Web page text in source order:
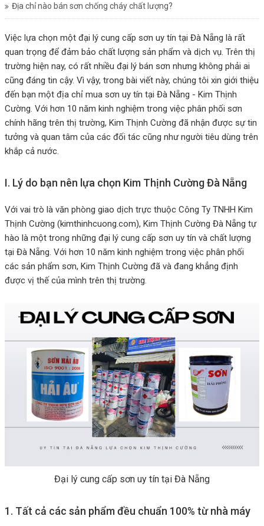
Địa chỉ nào bán sơn chống cháy chất lượng?
Việc lựa chọn một đại lý cung cấp sơn uy tín tại Đà Nẵng là rất
quan trọng để đảm bảo chất lượng sản phẩm và dịch vụ. Trên thị
trường hiện nay, có rất nhiều đại lý bán sơn nhưng không phải ai
cũng đáng tin cậy. Vì vậy, trong bài viết này, chúng tôi xin giới thiệu
đến bạn một địa chỉ mua sơn uy tín tại Đà Nẵng - Kim Thịnh
Cường. Với hơn 10 năm kinh nghiệm trong việc phân phối sơn
chính hãng trên thị trường, Kim Thịnh Cường đã nhận được sự tin
tưởng và quan tâm của các đối tác cũng như người tiêu dùng trên
khắp cả nước.
I. Lý do bạn nên lựa chọn Kim Thịnh Cường Đà Nẵng
Với vai trò là văn phòng giao dịch trực thuộc Công Ty TNHH Kim
Thịnh Cường (kimthinhcuong.com), Kim Thịnh Cường Đà Nẵng tự
hào là một trong những đại lý cung cấp sơn uy tín và chất lượng
tại Đà Nẵng. Với hơn 10 năm kinh nghiệm trong việc phân phối
các sản phẩm sơn, Kim Thịnh Cường đã và đang khẳng định
được vị thế của mình trên thị trường.
Đại lý cung cấp sơn uy tín tại Đà Nẵng
1. Tất cả các sản phẩm đều chuẩn 100% từ nhà máy